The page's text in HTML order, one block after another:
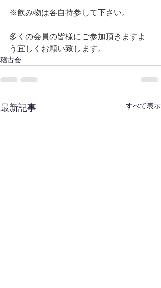
※飲み物は各自持参して下さい。
多くの会員の皆様にご参加頂きますよ
う宜しくお願い致します。
稽古会
最新記事 すべて表示